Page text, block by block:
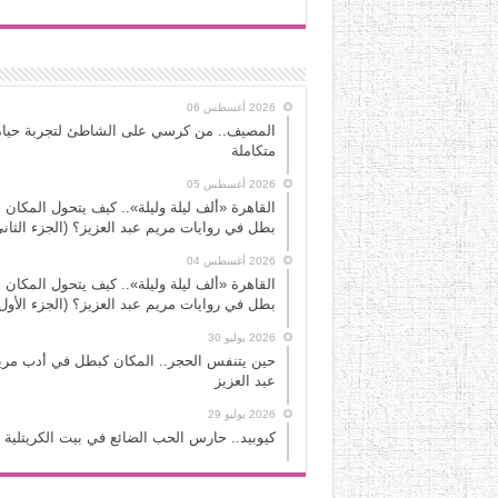
2026 أغسطس 06
المصيف.. من كرسي على الشاطئ لتجربة
متكاملة
2026 أغسطس 05
القاهرة «ألف ليلة وليلة».. كيف يتحول المكان
بطل في روايات مريم عبد العزيز؟ (الجزء
2026 أغسطس 04
القاهرة «ألف ليلة وليلة».. كيف يتحول المكان
بطل في روايات مريم عبد العزيز؟ (الجزء
2026 يوليو 30
حين يتنفس الحجر.. المكان كبطل في أدب
عبد العزيز
2026 يوليو 29
كيوبيد.. حارس الحب الضائع في بيت الكريتلية